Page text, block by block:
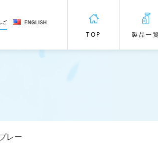
TOP 製品一
レー